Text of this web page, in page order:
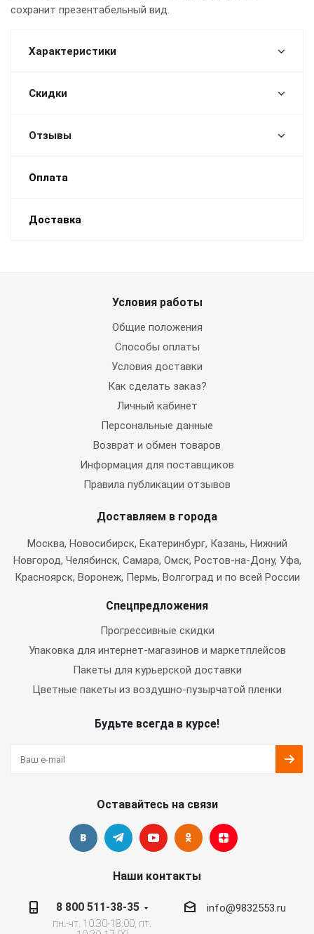
сохранит презентабельный вид.
Характеристики
Скидки
Отзывы
Оплата
Доставка
Условия работы
Общие положения
Способы оплаты
Условия доставки
Как сделать заказ?
Личный кабинет
Персональные данные
Возврат и обмен товаров
Информация для поставщиков
Правила публикации отзывов
Доставляем в города
Москва, Новосибирск, Екатеринбург, Казань, Нижний
Новгород, Челябинск, Самара, Омск, Ростов-на-Дону, Уфа,
Красноярск, Воронеж, Пермь, Волгоград и по всей России
Спецпредложения
Прогрессивные скидки
Упаковка для интернет-магазинов и маркетплейсов
Пакеты для курьерской доставки
Цветные пакеты из воздушно-пузырчатой пленки
Будьте всегда в курсе!
Оставайтесь на связи
Наши контакты
8 800 511-38-35
пн.-чт. 10.30-18.00, пт.
info@9832553.ru